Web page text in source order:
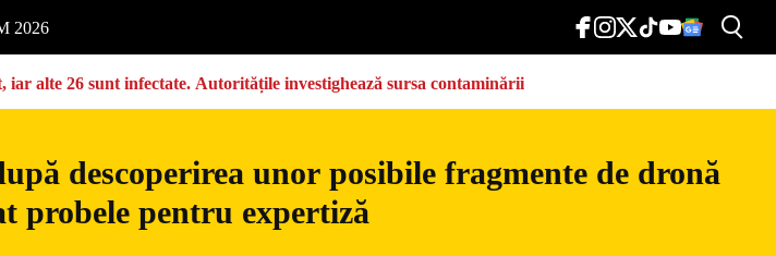
2026
iar alte 26 sunt infectate. Autoritățile investighează sursa contaminării
descoperirea unor posibile fragmente de dronă
probele pentru expertiză